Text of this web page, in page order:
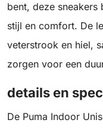
bent, deze
stijl en comfort. De
veterstrook en hiel,
zorgen voor een
details en
De Puma Indoor